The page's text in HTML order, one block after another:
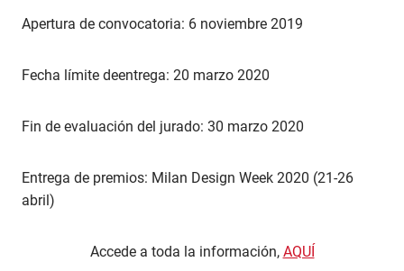
Apertura de convocatoria: 6 noviembre 2019
Fecha límite deentrega: 20 marzo 2020
Fin de evaluación del jurado: 30 marzo 2020
Entrega de premios: Milan Design Week 2020 (21-26
abril)
Accede a toda la información, AQUÍ